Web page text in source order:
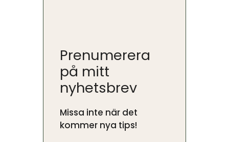
Prenumerera
på mitt
nyhetsbrev
Missa inte när det
kommer nya tips!